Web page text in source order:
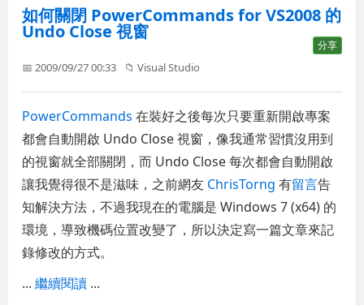
如何關閉 PowerCommands for VS2008 的
Undo Close 視窗
分享
📅 2009/09/27 00:33 📁Visual Studio
PowerCommands 在裝好之後每次只要重新開啟專案
都會自動開啟 Undo Close 視窗，像我通常習慣沒用到
的視窗就全部關閉，而 Undo Close 每次都會自動開啟
讓我覺得很不是滋味，之前網友 ChrisTorng 有留言告
知解決方法，不過我現在的電腦是 Windows 7 (x64) 的
環境，導致機碼位置改變了，所以決定寫一篇文章來記
錄修改的方式。
...繼續閱讀 ...